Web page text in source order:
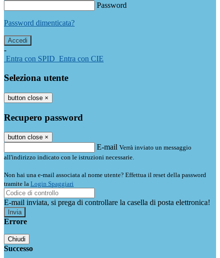
Password
Password dimenticata?
-
Entra con SPID Entra con CIE
Seleziona utente
button close ×
Recupero password
button close ×
E-mail Verrà inviato un messaggio
all'indirizzo indicato con le istruzioni necessarie.
Non hai una e-mail associata al nome utente? Effettua il reset della password
tramite la Login Spaggiari
E-mail inviata, si prega di controllare la casella di posta elettronica!
Errore
Chiudi
Successo